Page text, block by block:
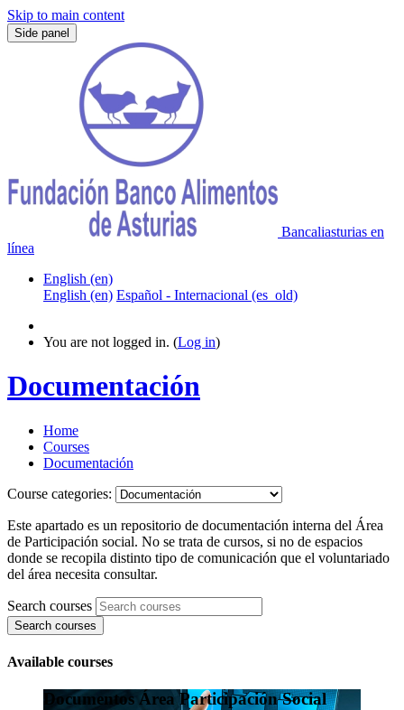
Skip to main content
Side panel
Bancaliasturias en
línea
English ‎(en)‎
English ‎(en)‎ Español - Internacional ‎(es_old)‎
You are not logged in. (Log in)
Documentación
Home
Courses
Documentación
Course categories:
Este apartado es un repositorio de documentación interna del Área
de Participación social. No se trata de cursos, si no de espacios
donde se recopila distinto tipo de comunicación que el voluntariado
del área necesita consultar.
Search courses
Search courses
Available courses
Documentos Área Participación Social